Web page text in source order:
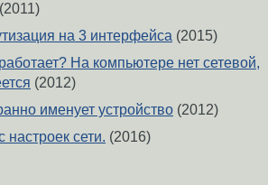
(2011)
на 3 интерфейса (2015)
На компьютере нет сетевой,
(2012)
именует устройство (2012)
настроек сети. (2016)